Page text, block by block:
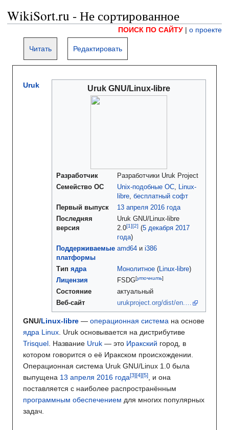
WikiSort.ru - Не сортированное
ПОИСК ПО САЙТУ | о проекте
Читать Редактировать
Uruk GNU/Linux-libre
Разработчик
Разработчики Uruk Project
Семейство ОС
Unix-подобные ОС, Linux-
libre, бесплатный софт
Первый выпуск
13 апреля 2016 года
Последняя
версия
Uruk GNU/Linux-libre
2.0
(5 декабря 2017
года)
Поддерживаемые
платформы
amd64 и i386
Тип ядра Монолитное (Linux-libre)
Лицензия
FSDG[уточнить]
Состояние
актуальный
Веб-сайт
urukproject.org/dist/en.…
Uruk
GNU/Linux-libre — операционная система на основе
ядра Linux. Uruk основывается на дистрибутиве
Trisquel. Название Uruk — это Иракский город, в
котором говорится о её Иракском происхождении.
Операционная система Uruk GNU/Linux 1.0 была
выпущена 13 апреля 2016 года
, и она
поставляется с наиболее распространённым
программным обеспечением для многих популярных
задач.